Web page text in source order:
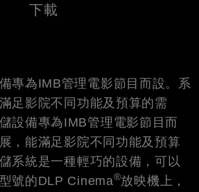
下載
專為IMB管理電影節目而設。系
足影院不同功能及預算的需
設備專為IMB管理電影節目而
，能滿足影院不同功能及預算
系統是一種輕巧的設備，可以
號的DLP Cinema®放映機上，